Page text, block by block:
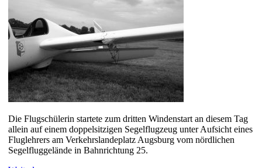
Die Flugschülerin startete zum dritten Windenstart an diesem Tag
allein auf einem doppelsitzigen Segelflugzeug unter Aufsicht eines
Fluglehrers am Verkehrslandeplatz Augsburg vom nördlichen
Segelfluggelände in Bahnrichtung 25.